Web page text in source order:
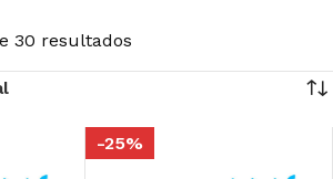
30 resultados
-25%